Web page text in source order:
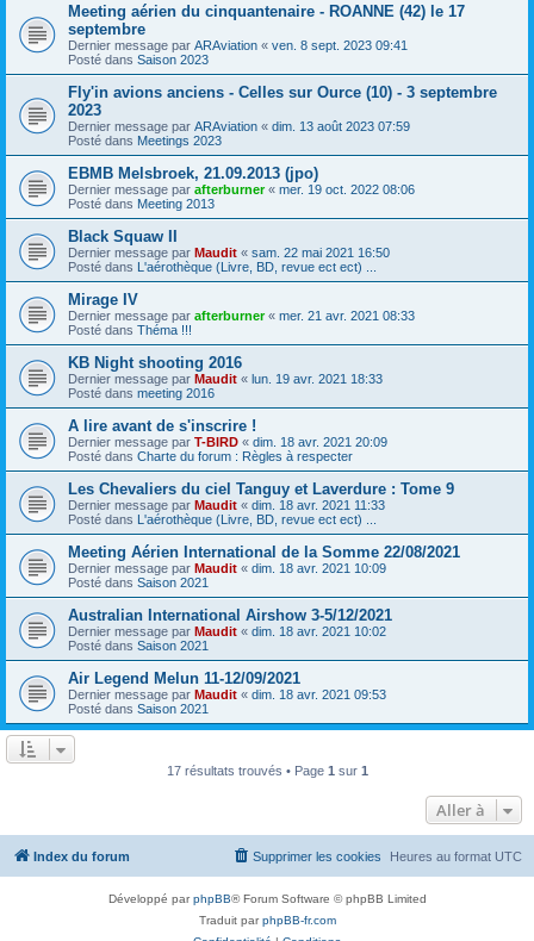
Meeting aérien du cinquantenaire - ROANNE (42) le 17
septembre
Dernier message par ARAviation « ven. 8 sept. 2023 09:41
Posté dans Saison 2023
Fly'in avions anciens - Celles sur Ource (10) - 3 septembre
2023
Dernier message par ARAviation « dim. 13 août 2023 07:59
Posté dans Meetings 2023
EBMB Melsbroek, 21.09.2013 (jpo)
Dernier message par afterburner« mer. 19 oct. 2022 08:06
Posté dans Meeting 2013
Black Squaw II
Dernier message par Maudit « sam. 22 mai 2021 16:50
Posté dans L'aérothèque (Livre, BD, revue ect ect) ...
Mirage IV
Dernier message par afterburner« mer. 21 avr. 2021 08:33
Posté dans Théma !!!
KB Night shooting 2016
Dernier message par Maudit « lun. 19 avr. 2021 18:33
Posté dans meeting 2016
A lire avant de s'inscrire !
Dernier message par T-BIRD « dim. 18 avr. 2021 20:09
Posté dans Charte du forum : Règles à respecter
Les Chevaliers du ciel Tanguy et Laverdure : Tome 9
Dernier message par Maudit « dim. 18 avr. 2021 11:33
Posté dans L'aérothèque (Livre, BD, revue ect ect) ...
Meeting Aérien International de la Somme 22/08/2021
Dernier message par Maudit « dim. 18 avr. 2021 10:09
Posté dans Saison 2021
Australian International Airshow 3-5/12/2021
Dernier message par Maudit « dim. 18 avr. 2021 10:02
Posté dans Saison 2021
Air Legend Melun 11-12/09/2021
Dernier message par Maudit « dim. 18 avr. 2021 09:53
Posté dans Saison 2021
17 résultats trouvés • Page 1 sur 1
Aller à
Index du forum Heures au format UTC
Supprimer les cookies
Développé parphpBB® Forum Software © phpBB Limited
Traduit parphpBB-fr.com